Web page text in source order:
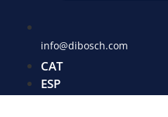
info@dibosch.com
CAT
ESP